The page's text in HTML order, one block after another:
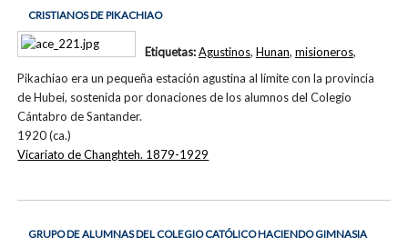
CRISTIANOS DE PIKACHIAO
Pikachiao era un pequeña estación agustina al límite con la provincia
de Hubei, sostenida por donaciones de los alumnos del Colegio
Cántabro de Santander.
1920 (ca.)
Etiquetas:Agustinos, Hunan, misioneros,
Vicariato de Changhteh. 1879-1929
GRUPO DE ALUMNAS DEL COLEGIO CATÓLICO HACIENDO GIMNASIA